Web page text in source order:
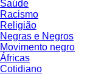
Saúde
Racismo
Religião
Negras e Negros
Movimento negro
Áfricas
Cotidiano